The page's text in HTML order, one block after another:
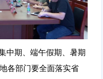
中期、端午假期、暑期
各部门要全面落实省